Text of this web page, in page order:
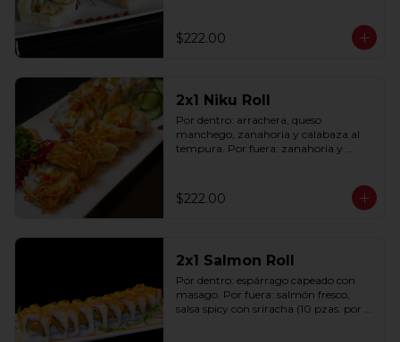
$222.00
2x1 Niku Roll
Por dentro: arrachera, queso
manchego, zanahoria y calabaza al
tempura. Por fuera: zanahoria y
$222.00
2x1 Salmon Roll
Por dentro: espárrago capeado con
masago. Por fuera: salmón fresco,
salsa spicy con sriracha (10 pzas. por